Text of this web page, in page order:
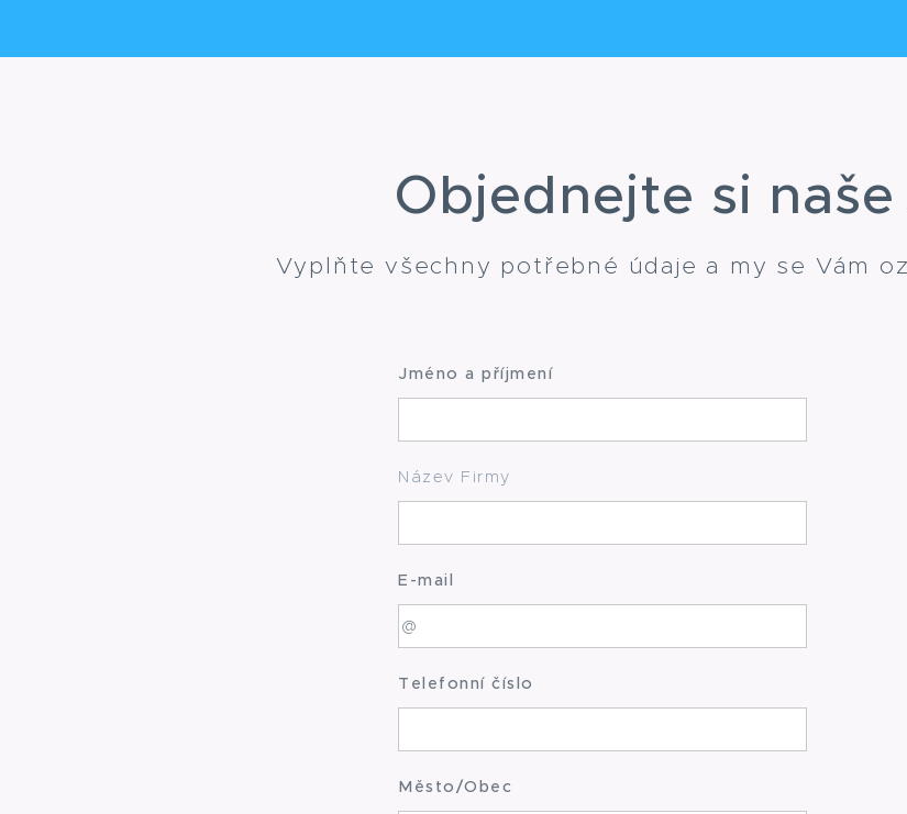
Objednejte si
Vyplňte všechny potřebné údaje a my se Vám
Jméno a příjmení
Název Firmy
E-mail
Telefonní číslo
Město/Obec